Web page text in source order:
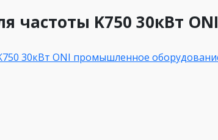
частоты K750 30кВт ONI